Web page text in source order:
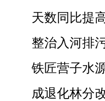
天数同比提
整治入河排
铁匠营子水
成退化林分